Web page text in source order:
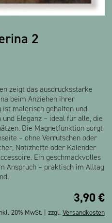
2
zeigt das ausdrucksstarke
beim Anziehen ihrer
ist malerisch gehalten und
Eleganz – ideal für alle, die
Die Magnetfunktion sorgt
– ohne Verrutschen oder
Notizhefte oder Kalender
Ein geschmackvolles
Anspruch – praktisch im Alltag
3,90 €
20% MwSt. | zzgl. Versandkosten